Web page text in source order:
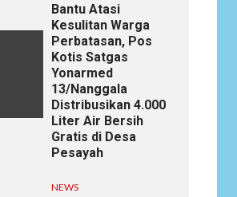
Bantu Atasi
Kesulitan Warga
Perbatasan, Pos
Kotis Satgas
Yonarmed
13/Nanggala
Distribusikan 4.000
Liter Air Bersih
Gratis di Desa
Pesayah
NEWS